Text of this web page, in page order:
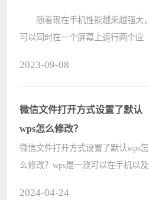
随着现在手机性能越来越强大，
可以同时在一个屏幕上运行两个应
1、打开手机，在手机桌面找到
&#????
2023-09-08
微信文件打开方式设置了默认
wps怎么修改？
微信文件打开方式设置了默认wps怎
么修改？wps是一款可以在手机以及
2024-04-24